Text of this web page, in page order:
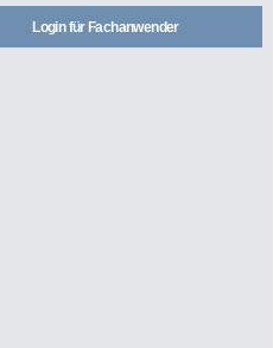
Login für Fachanwender